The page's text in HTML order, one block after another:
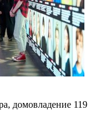
домовладение 119